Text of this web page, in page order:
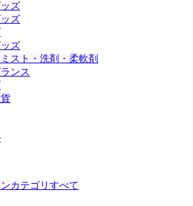
ズ
ズ
ズ
スト・洗剤・柔軟剤
ンス
カテゴリすべて